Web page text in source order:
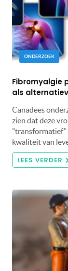
ONDERZOEK
Fibromyalgie
als
Canadees
zien dat deze
"transformatief"
kwaliteit van
LEES VERDER